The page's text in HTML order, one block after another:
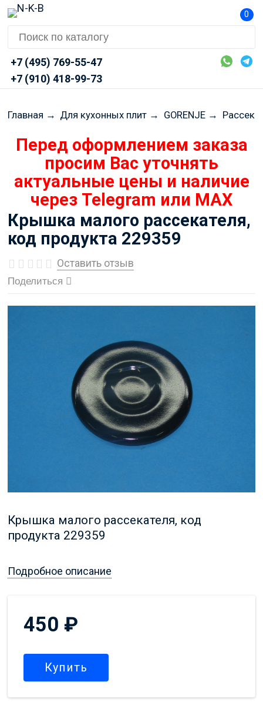
0
+7 (495) 769-55-47
+7 (910) 418-99-73
Главная → Для кухонных плит → GORENJE→
Перед оформлением заказа
просим Вас уточнять
актуальные цены и наличие
через Telegram или MAX
Крышка малого рассекателя,
код продукта 229359
Оставить отзыв
Поделиться
Крышка малого рассекателя, код
продукта 229359
Подробное описание
450 ₽
Купить